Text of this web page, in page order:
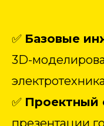
✅ Базовые
3D-
✅ Проектный
презентации